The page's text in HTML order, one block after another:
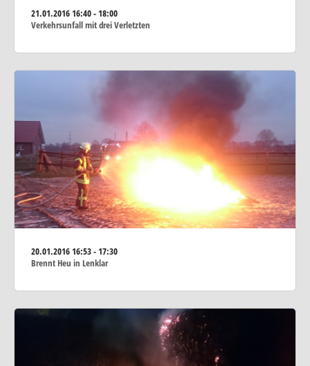
21.01.201616:40 - 18:00
Verkehrsunfall mit drei Verletzten
20.01.201616:53 - 17:30
Brennt Heu in Lenklar